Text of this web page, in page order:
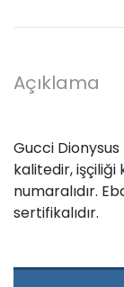
Açıklama
Gucci Dionysus
kalitedir, işçiliği
numaralıdır.
sertifikalıdır.